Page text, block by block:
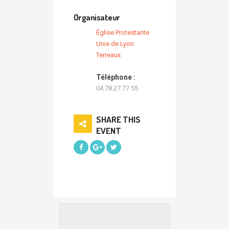
Organisateur
Église Protestante
Unie de Lyon
Terreaux
Téléphone :
04.78.27.77.55
SHARE THIS
EVENT